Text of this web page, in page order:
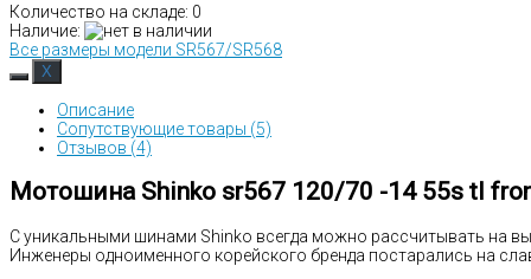
Количество на складе: 0
Наличие:
Все размеры модели SR567/SR568
Описание
Сопутствующие товары (5)
Отзывов (4)
Мотошина Shinko sr567 120/70 -14 55s tl
С уникальными шинами Shinko всегда можно рассчитывать на
Инженеры одноименного корейского бренда постарались на